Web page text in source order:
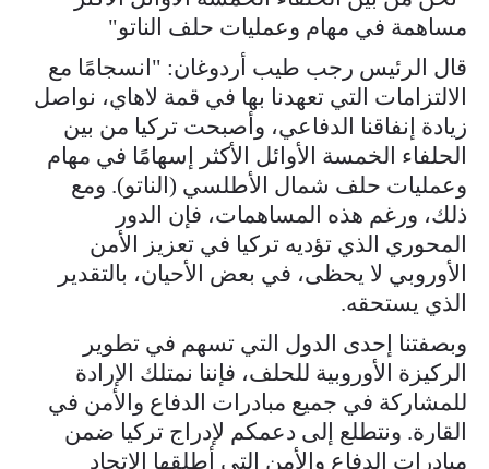
مساهمة في مهام وعمليات حلف الناتو"
قال الرئيس رجب طيب أردوغان: "انسجامًا مع
الالتزامات التي تعهدنا بها في قمة لاهاي، نواصل
زيادة إنفاقنا الدفاعي، وأصبحت تركيا من بين
الحلفاء الخمسة الأوائل الأكثر إسهامًا في مهام
وعمليات حلف شمال الأطلسي (الناتو). ومع
ذلك، ورغم هذه المساهمات، فإن الدور
المحوري الذي تؤديه تركيا في تعزيز الأمن
الأوروبي لا يحظى، في بعض الأحيان، بالتقدير
الذي يستحقه.
وبصفتنا إحدى الدول التي تسهم في تطوير
الركيزة الأوروبية للحلف، فإننا نمتلك الإرادة
للمشاركة في جميع مبادرات الدفاع والأمن في
القارة. ونتطلع إلى دعمكم لإدراج تركيا ضمن
مبادرات الدفاع والأمن التي أطلقها الاتحاد